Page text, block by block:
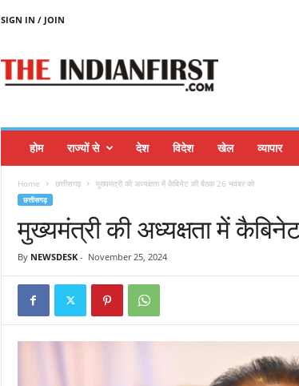
SIGN IN / JOIN
होम राज्यों से देश विदेश खेल व्यापार
Home छत्तीसगढ़ मुख्यमंत्री की अध्यक्षता में कैबिनेट की बैठक 26 नवंबर को
छत्तीसगढ़
मुख्यमंत्री की अध्यक्षता में
By NEWSDESK- November 25, 2024